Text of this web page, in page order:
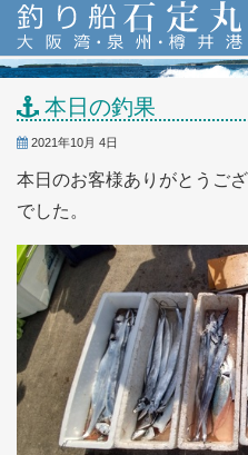
本日の釣果
2021年10月 4日
本日のお客様ありがとうご
でした。